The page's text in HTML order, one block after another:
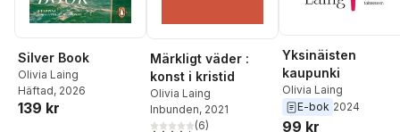
Silver Book
Olivia Laing
Häftad, 2026
139 kr
Märkligt väder :
konst i kristid
Olivia Laing
Inbunden, 2021
(6)
Yksinäisten
kaupunki
Olivia Laing
E-bok 2024
99 kr